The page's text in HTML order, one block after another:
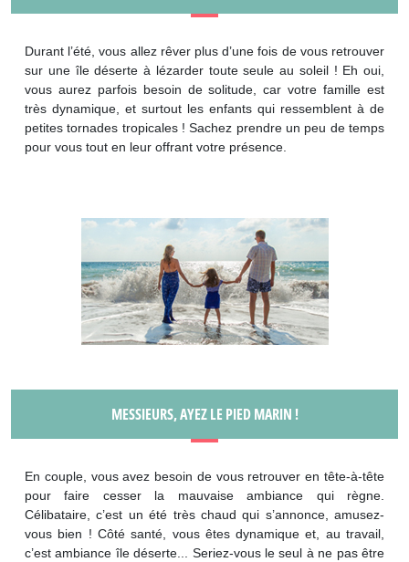
Durant l’été, vous allez rêver plus d’une fois de vous retrouver
sur une île déserte à lézarder toute seule au soleil ! Eh oui,
vous aurez parfois besoin de solitude, car votre famille est
très dynamique, et surtout les enfants qui ressemblent à de
petites tornades tropicales ! Sachez prendre un peu de temps
pour vous tout en leur offrant votre présence.
MESSIEURS, AYEZ LE PIED MARIN !
En couple, vous avez besoin de vous retrouver en tête-à-tête
pour faire cesser la mauvaise ambiance qui règne.
Célibataire, c’est un été très chaud qui s’annonce, amusez-
vous bien ! Côté santé, vous êtes dynamique et, au travail,
c’est ambiance île déserte... Seriez-vous le seul à ne pas être